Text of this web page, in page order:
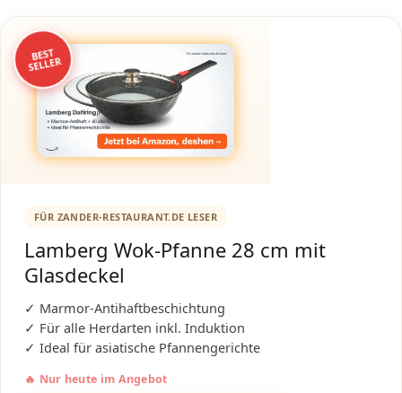
BEST
SELLER
FÜR ZANDER-RESTAURANT.DE LESER
Lamberg Wok-Pfanne 28 cm mit
Glasdeckel
✓ Marmor-Antihaftbeschichtung
✓ Für alle Herdarten inkl. Induktion
✓ Ideal für asiatische Pfannengerichte
🔥 Nur heute im Angebot